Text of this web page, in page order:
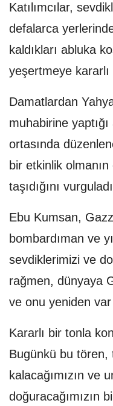
Katılımcılar,
defalarca
kaldıkları abluka
yeşertmeye kararlı
Damatlardan
muhabirine
ortasında
bir etkinlik
taşıdığını
Ebu Kumsan,
bombardıman ve
sevdiklerimizi ve
rağmen, dünyaya
ve onu yeniden var
Kararlı bir tonla
Bugünkü bu tören,
kalacağımızın ve
doğuracağımızın